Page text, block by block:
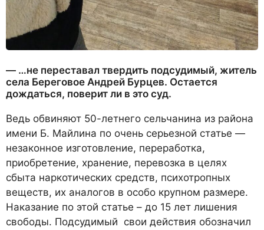
— …не переставал твердить подсудимый, житель
села Береговое Андрей Бурцев. Остается
дождаться, поверит ли в это суд.
Ведь обвиняют 50-летнего сельчанина из района
имени Б. Майлина по очень серьезной статье —
незаконное изготовление, переработка,
приобретение, хранение, перевозка в целях
сбыта наркотических средств, психотропных
веществ, их аналогов в особо крупном размере.
Наказание по этой статье – до 15 лет лишения
свободы. Подсудимый свои действия обозначил